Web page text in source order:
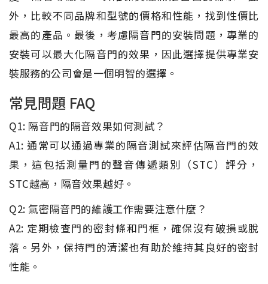
外，比較不同品牌和型號的價格和性能，找到性價比
最高的產品。最後，考慮隔音門的安裝問題，專業的
安裝可以最大化隔音門的效果，因此選擇提供專業安
裝服務的公司會是一個明智的選擇。
常見問題 FAQ
Q1: 隔音門的隔音效果如何測試？
A1: 通常可以通過專業的隔音測試來評估隔音門的效
果，這包括測量門的聲音傳遞類別（STC）評分，
STC越高，隔音效果越好。
Q2: 氣密隔音門的維護工作需要注意什麼？
A2: 定期檢查門的密封條和門框，確保沒有破損或脫
落。另外，保持門的清潔也有助於維持其良好的密封
性能。